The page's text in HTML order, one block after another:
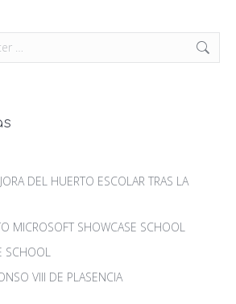
DEL HUERTO ESCOLAR TRAS LA
MICROSOFT SHOWCASE SCHOOL
SCHOOL
VIII DE PLASENCIA